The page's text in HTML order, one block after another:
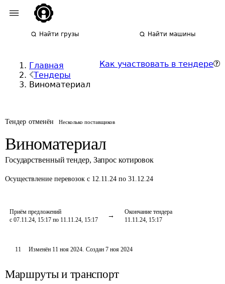
Найти грузы Найти машины
Главная
Тендеры
Виноматериал
Как участвовать в тендере
Тендер отменён Несколько поставщиков
Виноматериал
Государственный тендер, Запрос котировок
Осуществление перевозок с 12.11.24 по 31.12.24
Приём предложений
с 07.11.24, 15:17 по 11.11.24, 15:17
Окончание тендера
11.11.24, 15:17
11 Изменён 11 ноя 2024. Создан 7 ноя 2024
Маршруты и транспорт